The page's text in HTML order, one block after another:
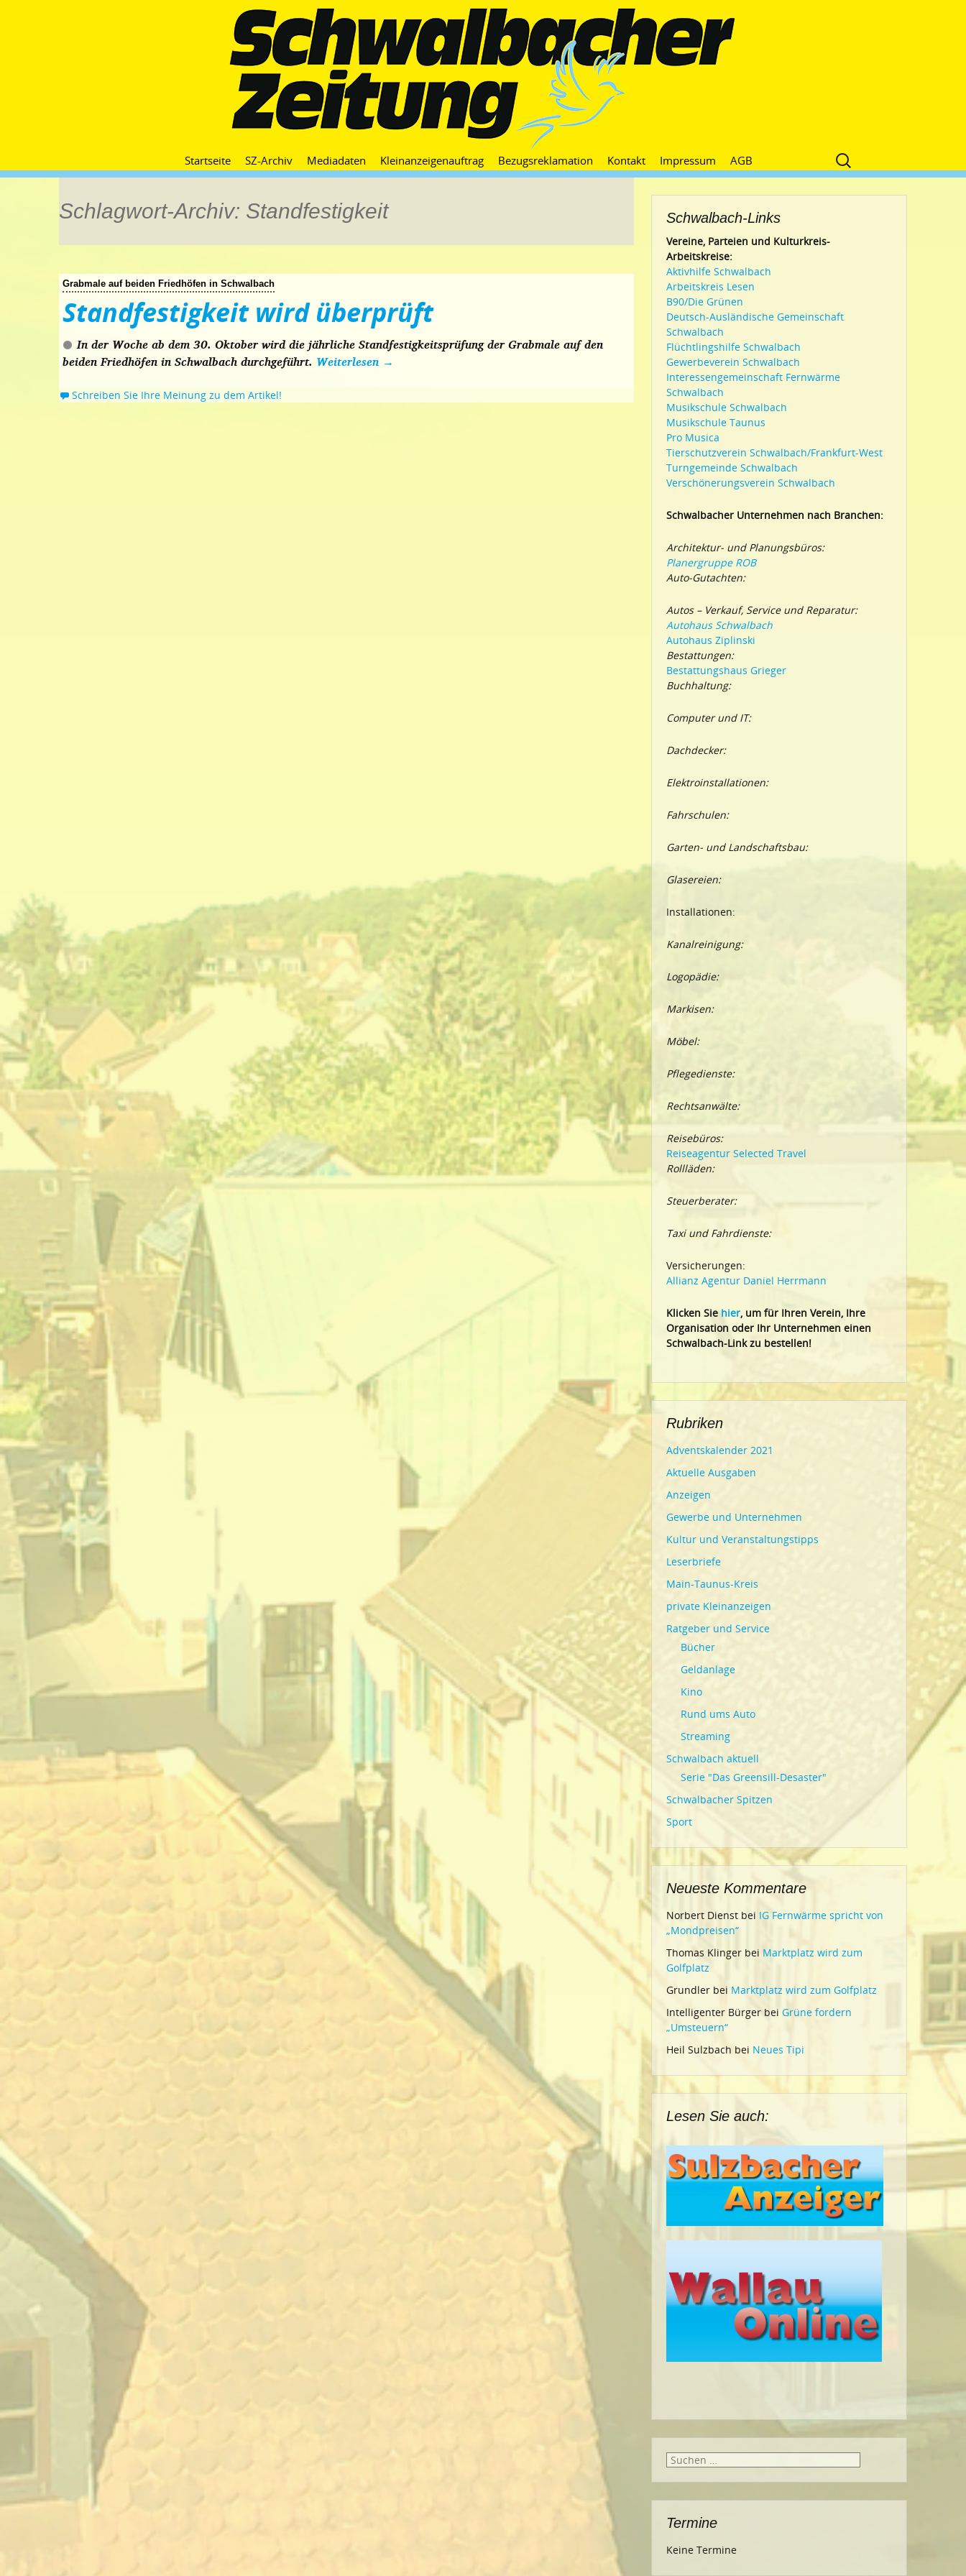
Zum
Inhalt
Startseite SZ-Archiv Mediadaten Kleinanzeigenauftrag Bezugsreklamation Kontakt Impressum AGB
Suche
nach:
Schlagwort-Archiv: Standfestigkeit
Grabmale auf beiden Friedhöfen in Schwalbach
Standfestigkeit wird überprüft
In der Woche ab dem 30. Oktober wird die jährliche Standfestigkeitsprüfung der Grabmale auf den
beiden Friedhöfen in Schwalbach durchgeführt. Weiterlesen →
Schreiben Sie Ihre Meinung zu dem Artikel!
Schwalbach-Links
Vereine, Parteien und Kulturkreis-
Arbeitskreise:
Aktivhilfe Schwalbach
Arbeitskreis Lesen
B90/Die Grünen
Deutsch-Ausländische Gemeinschaft
Schwalbach
Flüchtlingshilfe Schwalbach
Gewerbeverein Schwalbach
Interessengemeinschaft Fernwärme
Schwalbach
Musikschule Schwalbach
Musikschule Taunus
Pro Musica
Tierschutzverein Schwalbach/Frankfurt-West
Turngemeinde Schwalbach
Verschönerungsverein Schwalbach
Schwalbacher Unternehmen nach Branchen:
Architektur- und Planungsbüros:
Planergruppe ROB
Auto-Gutachten:
Autos – Verkauf, Service und Reparatur:
Autohaus Schwalbach
Autohaus Ziplinski
Bestattungen:
Bestattungshaus Grieger
Buchhaltung:
Computer und IT:
Dachdecker:
Elektroinstallationen:
Fahrschulen:
Garten- und Landschaftsbau:
Glasereien:
Installationen:
Kanalreinigung:
Logopädie:
Markisen:
Möbel:
Pflegedienste:
Rechtsanwälte:
Reisebüros:
Reiseagentur Selected Travel
Rollläden:
Steuerberater:
Taxi und Fahrdienste:
Versicherungen:
Allianz Agentur Daniel Herrmann
Klicken Siehier, um für Ihren Verein, Ihre
Organisation oder Ihr Unternehmen einen
Schwalbach-Link zu bestellen!
Rubriken
Adventskalender 2021
Aktuelle Ausgaben
Anzeigen
Gewerbe und Unternehmen
Kultur und Veranstaltungstipps
Leserbriefe
Main-Taunus-Kreis
private Kleinanzeigen
Ratgeber und Service
Bücher
Geldanlage
Kino
Rund ums Auto
Streaming
Schwalbach aktuell
Serie "Das Greensill-Desaster"
Schwalbacher Spitzen
Sport
Neueste Kommentare
Norbert Dienst bei IG Fernwärme spricht von
„Mondpreisen“
Thomas Klinger bei Marktplatz wird zum
Golfplatz
Grundler bei Marktplatz wird zum Golfplatz
Intelligenter Bürger bei Grüne fordern
„Umsteuern“
Heil Sulzbach bei Neues Tipi
Lesen Sie auch:
Suche
Termine
Keine Termine